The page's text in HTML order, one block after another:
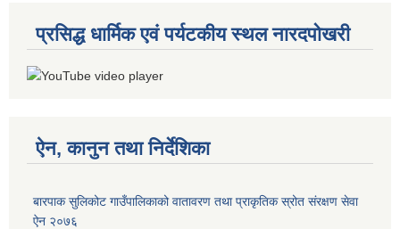
प्रसिद्ध धार्मिक एवं पर्यटकीय स्थल नारदपोखरी
ऐन, कानुन तथा निर्देशिका
बारपाक सुलिकोट गाउँपालिकाको वातावरण तथा प्राकृतिक स्रोत संरक्षण सेवा
ऐन २०७६